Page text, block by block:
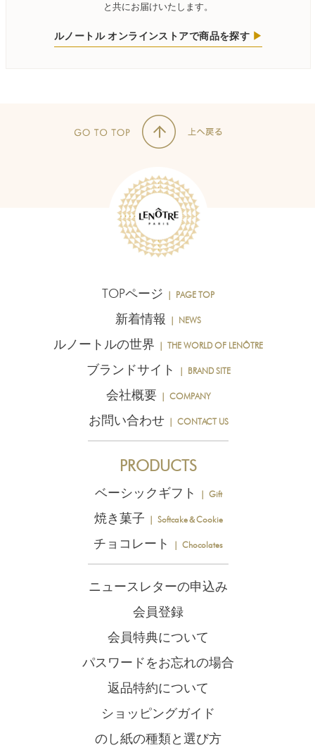
と共にお届けいたします。
ルノートル オンラインストアで商品を探す ▶
TOPページ ｜ PAGE TOP
新着情報 ｜ NEWS
ルノートルの世界 ｜ THE WORLD OF LENÔTRE
ブランドサイト ｜ BRAND SITE
会社概要｜ COMPANY
お問い合わせ｜ CONTACT US
PRODUCTS
ベーシックギフト ｜ Gift
焼き菓子 ｜ Softcake＆Cookie
チョコレート ｜ Chocolates
ニュースレターの申込み
会員登録
会員特典について
パスワードをお忘れの場合
返品特約について
ショッピングガイド
のし紙の種類と選び方